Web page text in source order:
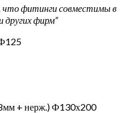
что фитинги совместимы в
других фирм”
+ нерж.) Ф130х200